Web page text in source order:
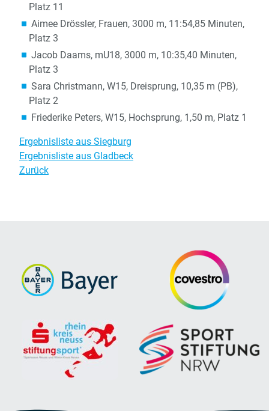
Platz 11
Aimee Drössler, Frauen, 3000 m, 11:54,85 Minuten,
Platz 3
Jacob Daams, mU18, 3000 m, 10:35,40 Minuten,
Platz 3
Sara Christmann, W15, Dreisprung, 10,35 m (PB),
Platz 2
Friederike Peters, W15, Hochsprung, 1,50 m, Platz 1
Ergebnisliste aus Siegburg
Ergebnisliste aus Gladbeck
Zurück